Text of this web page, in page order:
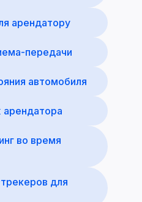
арендатору
передачи
автомобиля
арендатора
во время
для